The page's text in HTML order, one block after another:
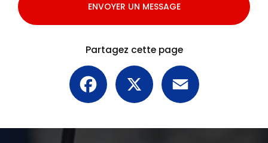
ENVOYER UN MESSAGE
Partagez cette page
Facebook